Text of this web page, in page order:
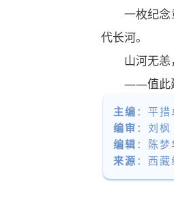
一枚纪
代长河。
山河无恙
——值此
主编 ：平措
编审 ：刘枫
编辑 ：陈梦
来源 ： 西